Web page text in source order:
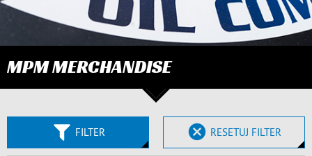
MPM MERCHANDISE
FILTER RESETUJ FILTER